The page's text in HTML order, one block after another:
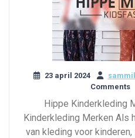
23 april 2024
Comments
Hippe Kinderkleding
Kinderkleding Merken Als
van kleding voor